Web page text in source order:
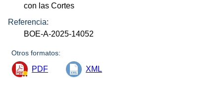
con las Cortes
Referencia:
BOE-A-2025-14052
Otros formatos:
PDF XML